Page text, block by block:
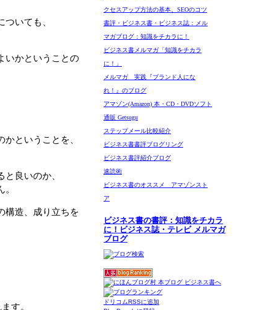
クセスアップ方法の基本、SEOのコツ
書評・ビジネス書・ビジネス誌：メル
マガブログ：知識をチカラに！
ビジネス書メルマガ「知識をチカラ
に！」
メルマガ 実践『ブランド人にな
れ！』のブログ
アマゾン(Amazon) 本・CD・DVDソフト
通販 Getsugu
ステップメール比較紹介
ビジネス書書評ブログリング
ビジネス書評紹介ブログ
速読術
ビジネス書のオススメ アマゾンスト
ア
ビジネス書の書評：知識をチカラ
に！ビジネス誌・テレビ メルマガ
ブログ
ドリコムRSSに追加
いても、
いかということの
ということを、
良いのか、
構造、成り立ちを
す。